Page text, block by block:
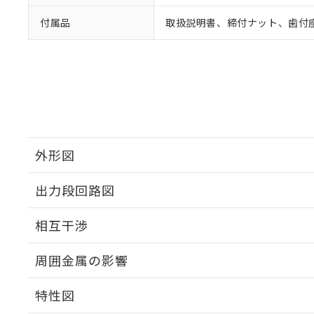
付属品 取扱説明書、締付ナット、歯付
外形図
出力段回路図
相互干渉
周囲金属の影響
特性図